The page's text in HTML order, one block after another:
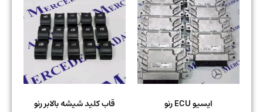
ایسیو ECU رنو
قاب کلید شیشه بالابر رنو